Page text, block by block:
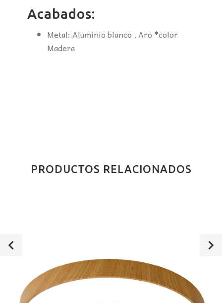
Acabados:
Metal: Aluminio blanco , Aro *color
Madera
PRODUCTOS RELACIONADOS